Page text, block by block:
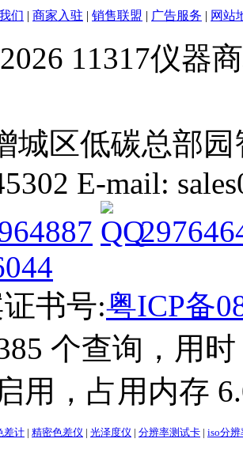
们 | 商家入驻 | 销售联盟 | 广告服务 | 网站
11317仪器
城区低碳总部
E-mail:
书号:粤ICP备
个查询，用
用，占用内存
差计 | 精密色差仪 | 光泽度仪 | 分辨率测试卡 | iso分